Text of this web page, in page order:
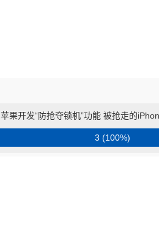
苹果开发“防抢夺锁机”功能 被抢走的
3 (100%)